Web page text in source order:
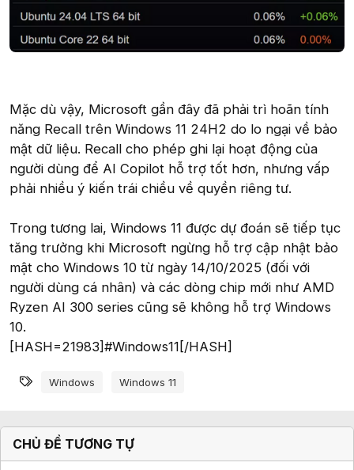
Mặc dù vậy, Microsoft gần đây đã phải trì hoãn tính
năng Recall trên Windows 11 24H2 do lo ngại về bảo
mật dữ liệu. Recall cho phép ghi lại hoạt động của
người dùng để AI Copilot hỗ trợ tốt hơn, nhưng vấp
phải nhiều ý kiến trái chiều về quyền riêng tư.
Trong tương lai, Windows 11 được dự đoán sẽ tiếp tục
tăng trưởng khi Microsoft ngừng hỗ trợ cập nhật bảo
mật cho Windows 10 từ ngày 14/10/2025 (đối với
người dùng cá nhân) và các dòng chip mới như AMD
Ryzen AI 300 series cũng sẽ không hỗ trợ Windows
10.
[HASH=21983]#Windows11[/HASH]
Từ khóa
Windows Windows 11
CHỦ ĐỀ TƯƠNG TỰ